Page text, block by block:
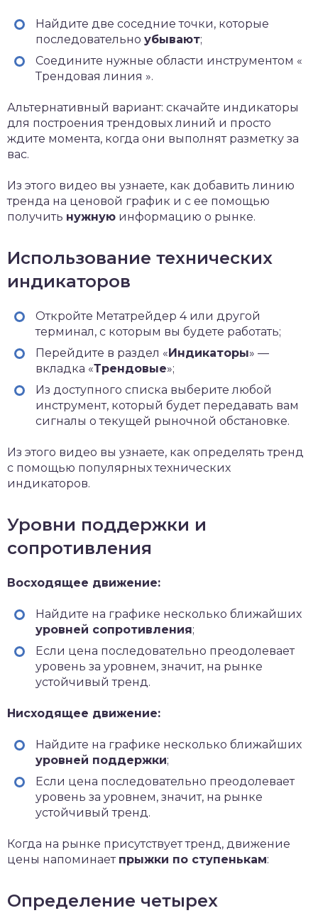
Найдите две соседние точки, которые
последовательно убывают;
Соедините нужные области инструментом «
Трендовая линия ».
Альтернативный вариант: скачайте индикаторы
для построения трендовых линий и просто
ждите момента, когда они выполнят разметку за
вас.
Из этого видео вы узнаете, как добавить линию
тренда на ценовой график и с ее помощью
получить нужную информацию о рынке.
Использование технических
индикаторов
Откройте Метатрейдер 4 или другой
терминал, с которым вы будете работать;
Перейдите в раздел «Индикаторы» —
вкладка «Трендовые»;
Из доступного списка выберите любой
инструмент, который будет передавать вам
сигналы о текущей рыночной обстановке.
Из этого видео вы узнаете, как определять тренд
с помощью популярных технических
индикаторов.
Уровни поддержки и
сопротивления
Восходящее движение:
Найдите на графике несколько ближайших
уровней сопротивления;
Если цена последовательно преодолевает
уровень за уровнем, значит, на рынке
устойчивый тренд.
Нисходящее движение:
Найдите на графике несколько ближайших
уровней поддержки;
Если цена последовательно преодолевает
уровень за уровнем, значит, на рынке
устойчивый тренд.
Когда на рынке присутствует тренд, движение
цены напоминает прыжки по ступенькам:
Определение четырех